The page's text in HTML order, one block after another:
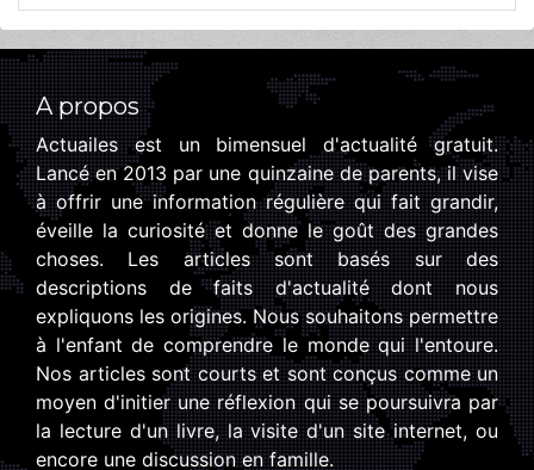
A propos
Actuailes est un bimensuel d'actualité gratuit.
Lancé en 2013 par une quinzaine de parents, il vise
à offrir une information régulière qui fait grandir,
éveille la curiosité et donne le goût des grandes
choses. Les articles sont basés sur des
descriptions de faits d'actualité dont nous
expliquons les origines. Nous souhaitons permettre
à l'enfant de comprendre le monde qui l'entoure.
Nos articles sont courts et sont conçus comme un
moyen d'initier une réflexion qui se poursuivra par
la lecture d'un livre, la visite d'un site internet, ou
encore une discussion en famille.